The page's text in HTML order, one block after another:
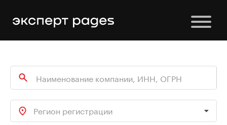
Регион регистрации